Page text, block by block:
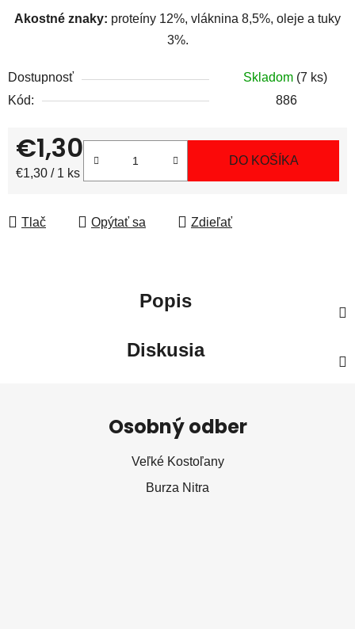
Akostné znaky: proteíny 12%, vláknina 8,5%, oleje a tuky
3%.
Dostupnosť Skladom (7 ks)
Kód:
886
€1,30
Jednotková cena:
€1,30 / 1 ks
DO KOŠÍKA
Tlač Opýtať sa Zdieľať
Popis
Diskusia
Osobný odber
Veľké Kostoľany
Burza Nitra